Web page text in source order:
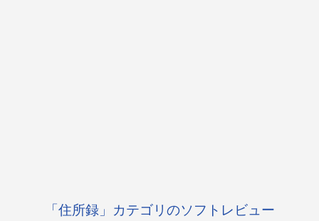
「住所録」カテゴリのソフトレビュー